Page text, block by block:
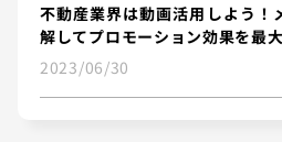
不動産業界は動画活用しよう！
解してプロモーション効果を最
2023/06/30